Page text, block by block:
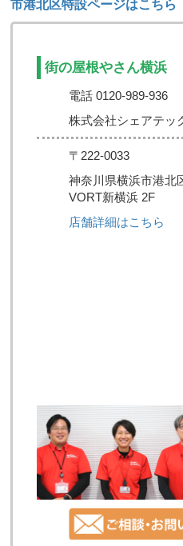
市港北区特設ページはこちら
街の屋根やさん横浜
電話 0120-989-936
株式会社シェアテッ
〒222-0033
神奈川県横浜市港北
VORT新横浜 2F
店舗詳細はこちら